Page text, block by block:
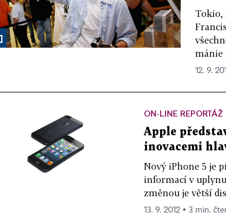
Tokio,
mánie
12. 9.
ON-LINE REPORTÁŽ
Apple
inovacemi
Nový iPhone 5 je
informací v
změnou je větší
13. 9. 2012 ▪ 3 min.